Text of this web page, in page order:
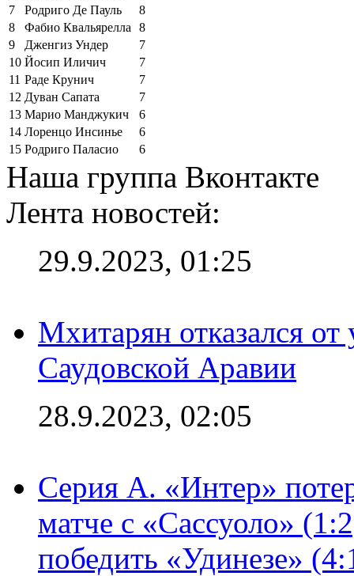
7
Родриго Де Пауль
8
8
Фабио Квальярелла
8
9
Дженгиз Ундер
7
10 Йосип Иличич
7
11 Раде Крунич
7
12 Дуван Сапата
7
13 Марио Манджукич
6
14 Лоренцо Инсинье
6
15 Родриго Паласио 6
Наша группа Вконтакте
Лента новостей:
29.9.2023, 01:25
Мхитарян отказался от
Саудовской Аравии
28.9.2023, 02:05
Серия А. «Интер»
матче с «Сассуоло»
победить «Удинезе»